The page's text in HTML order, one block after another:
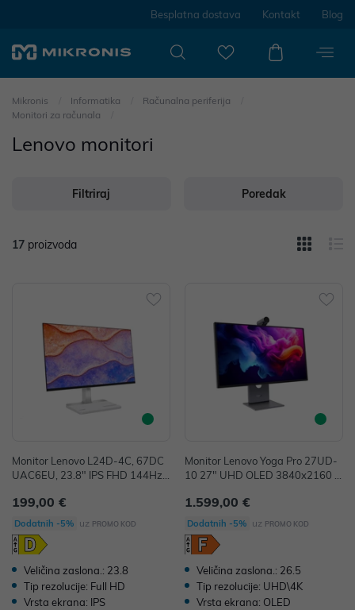
Besplatna dostava Kontakt Blog
Mikronis Informatika
Računalna periferija
Monitori za računala
Lenovo monitori
Filtriraj Poredak
17 proizvoda
Monitor Lenovo L24D-4C, 67DC
UAC6EU, 23.8" IPS FHD 144Hz
el, Pivot, Height Adjust, Stand Ca
mera, VESA, Cloud Grey,36mj
199,00 €
Dodatnih -5% uz PROMO KOD
Veličina zaslona.: 23.8
Tip rezolucije: Full HD
Vrsta ekrana: IPS
Monitor Lenovo Yoga Pro 27UD-
10 27" UHD OLED 3840x2160 1
DP 1xDP out 3x USB-C 2x USB-
A, 99 sRGB, 36mj
1.599,00 €
Dodatnih -5% uz PROMO KOD
Veličina zaslona.: 26.5
Tip rezolucije: UHD\4K
Vrsta ekrana: OLED